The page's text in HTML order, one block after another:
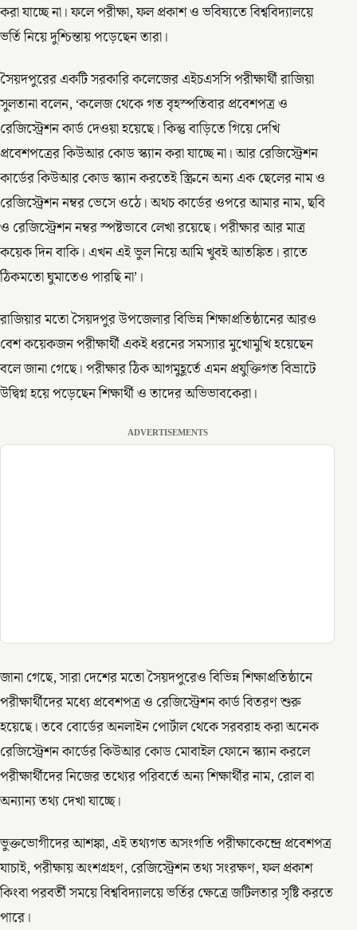
করা যাচ্ছে না। ফলে পরীক্ষা, ফল প্রকাশ ও ভবিষ্যতে বিশ্ববিদ্যালয়ে
ভর্তি নিয়ে দুশ্চিন্তায় পড়েছেন তারা।
সৈয়দপুরের একটি সরকারি কলেজের এইচএসসি পরীক্ষার্থী রাজিয়া
সুলতানা বলেন, ‘কলেজ থেকে গত বৃহস্পতিবার প্রবেশপত্র ও
রেজিস্ট্রেশন কার্ড দেওয়া হয়েছে। কিন্তু বাড়িতে গিয়ে দেখি
প্রবেশপত্রের কিউআর কোড স্ক্যান করা যাচ্ছে না। আর রেজিস্ট্রেশন
কার্ডের কিউআর কোড স্ক্যান করতেই স্ক্রিনে অন্য এক ছেলের নাম ও
রেজিস্ট্রেশন নম্বর ভেসে ওঠে। অথচ কার্ডের ওপরে আমার নাম, ছবি
ও রেজিস্ট্রেশন নম্বর স্পষ্টভাবে লেখা রয়েছে। পরীক্ষার আর মাত্র
কয়েক দিন বাকি। এখন এই ভুল নিয়ে আমি খুবই আতঙ্কিত। রাতে
ঠিকমতো ঘুমাতেও পারছি না’।
রাজিয়ার মতো সৈয়দপুর উপজেলার বিভিন্ন শিক্ষাপ্রতিষ্ঠানের আরও
বেশ কয়েকজন পরীক্ষার্থী একই ধরনের সমস্যার মুখোমুখি হয়েছেন
বলে জানা গেছে। পরীক্ষার ঠিক আগমুহূর্তে এমন প্রযুক্তিগত বিভ্রাটে
উদ্বিগ্ন হয়ে পড়েছেন শিক্ষার্থী ও তাদের অভিভাবকেরা।
ADVERTISEMENTS
জানা গেছে, সারা দেশের মতো সৈয়দপুরেও বিভিন্ন শিক্ষাপ্রতিষ্ঠানে
পরীক্ষার্থীদের মধ্যে প্রবেশপত্র ও রেজিস্ট্রেশন কার্ড বিতরণ শুরু
হয়েছে। তবে বোর্ডের অনলাইন পোর্টাল থেকে সরবরাহ করা অনেক
রেজিস্ট্রেশন কার্ডের কিউআর কোড মোবাইল ফোনে স্ক্যান করলে
পরীক্ষার্থীদের নিজের তথ্যের পরিবর্তে অন্য শিক্ষার্থীর নাম, রোল বা
অন্যান্য তথ্য দেখা যাচ্ছে।
ভুক্তভোগীদের আশঙ্কা, এই তথ্যগত অসংগতি পরীক্ষাকেন্দ্রে প্রবেশপত্র
যাচাই, পরীক্ষায় অংশগ্রহণ, রেজিস্ট্রেশন তথ্য সংরক্ষণ, ফল প্রকাশ
কিংবা পরবর্তী সময়ে বিশ্ববিদ্যালয়ে ভর্তির ক্ষেত্রে জটিলতার সৃষ্টি করতে
পারে।